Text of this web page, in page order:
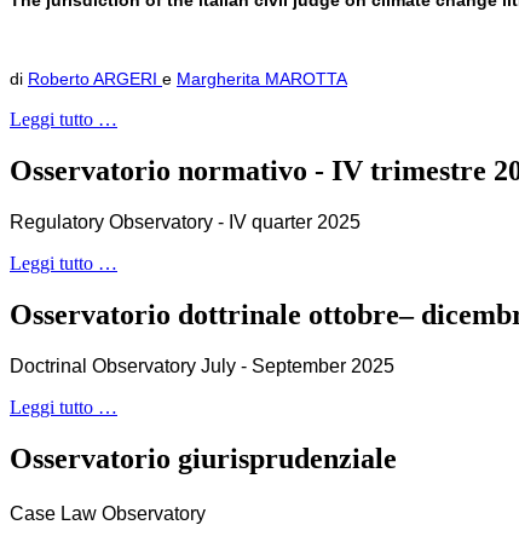
di Roberto ARGERI e Margherita MAROTTA
Leggi tutto …
Osservatorio normativo - IV trimestre
Regulatory Observatory - IV quarter 2025
Leggi tutto …
Osservatorio dottrinale ottobre–
Doctrinal Observatory July - September 2025
Leggi tutto …
Osservatorio giurisprudenziale
Case Law Observatory